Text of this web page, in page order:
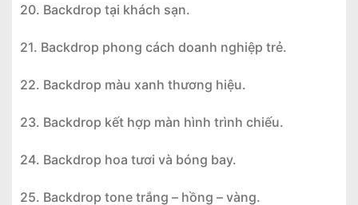
20. Backdrop tại khách sạn.
21. Backdrop phong cách doanh nghiệp trẻ.
22. Backdrop màu xanh thương hiệu.
23. Backdrop kết hợp màn hình trình chiếu.
24. Backdrop hoa tươi và bóng bay.
25. Backdrop tone trắng – hồng – vàng.